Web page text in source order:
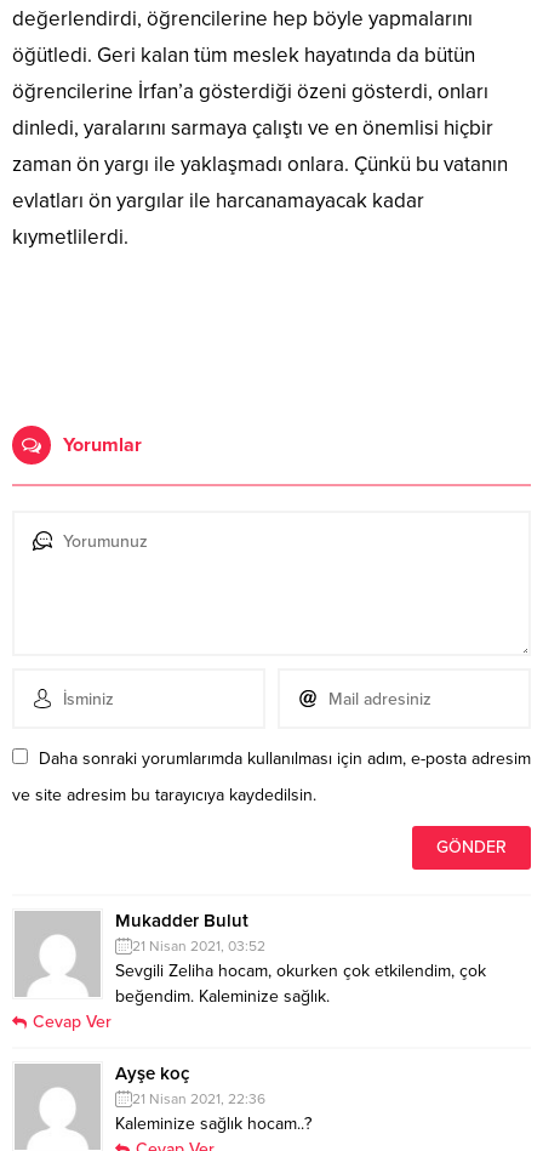
değerlendirdi, öğrencilerine hep böyle yapmalarını
öğütledi. Geri kalan tüm meslek hayatında da bütün
öğrencilerine İrfan’a gösterdiği özeni gösterdi, onları
dinledi, yaralarını sarmaya çalıştı ve en önemlisi hiçbir
zaman ön yargı ile yaklaşmadı onlara. Çünkü bu vatanın
evlatları ön yargılar ile harcanamayacak kadar
kıymetlilerdi.
Yorumlar
Daha sonraki yorumlarımda kullanılması için adım, e-posta adresim
ve site adresim bu tarayıcıya kaydedilsin.
Mukadder Bulut
21 Nisan 2021, 03:52
Sevgili Zeliha hocam, okurken çok etkilendim, çok
beğendim. Kaleminize sağlık.
Cevap Ver
Ayşe koç
21 Nisan 2021, 22:36
Kaleminize sağlık hocam..?